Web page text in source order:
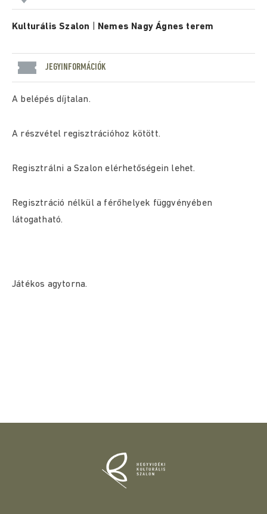
Kulturális Szalon Nemes Nagy Ágnes terem
JEGYINFORMÁCIÓK
A belépés díjtalan.
A részvétel regisztrációhoz kötött.
Regisztrálni a Szalon elérhetőségein lehet.
Regisztráció nélkül a férőhelyek függvényében
látogatható.
Játékos agytorna.